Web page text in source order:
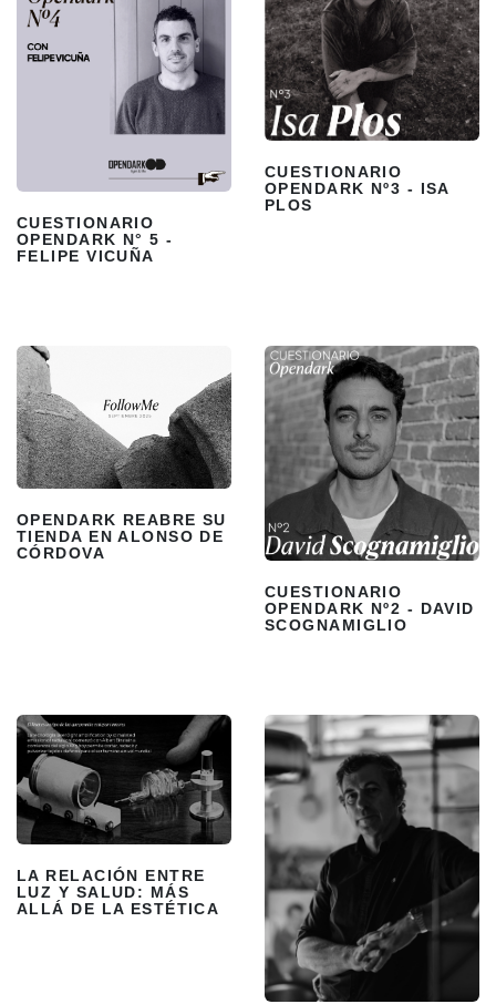
CUESTIONARIO
OPENDARK N° 5 -
FELIPE VICUÑA
CUESTIONARIO
OPENDARK Nº3 - ISA
PLOS
OPENDARK REABRE SU
TIENDA EN ALONSO DE
CÓRDOVA
CUESTIONARIO
OPENDARK Nº2 - DAVID
SCOGNAMIGLIO
LA RELACIÓN ENTRE
LUZ Y SALUD: MÁS
ALLÁ DE LA ESTÉTICA